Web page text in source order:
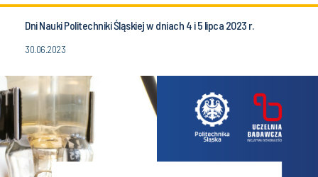
Dni Nauki Politechniki Śląskiej w dniach 4 i 5 lipca 2023 r.
30.06.2023